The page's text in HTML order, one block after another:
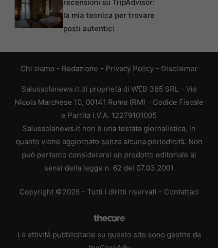
recensioni su TripAdvisor:
la mia tecnica per trovare
posti autentici
Chi siamo - Redazione - Privacy Policy - Disclaimer
Salussolanews.it di proprietà di WEB 365 SRL - Via
Nicola Marchese 10, 00141 Roma (RM) - Codice Fiscale
e Partita I.V.A. 12279101005
Salussolanews.it non è una testata giornalistica, in
quanto viene aggiornato senza alcuna periodicità. Non
può pertanto considerarsi un prodotto editoriale ai
sensi della legge n. 62 del 07.03.2001
Copyright ©2026 - Tutti i diritti riservati - Contattaci
Le attività pubblicitarie su questo sito sono gestite da